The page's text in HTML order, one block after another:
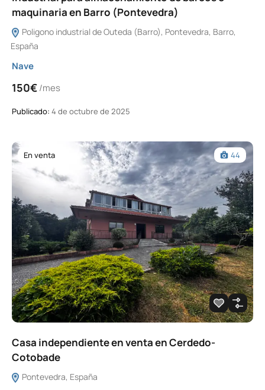
maquinaria en Barro (Pontevedra)
Poligono industrial de Outeda (Barro), Pontevedra, Barro,
España
Nave
150€/mes
Publicado: 4 de octubre de 2025
En venta 44
Casa independiente en venta en Cerdedo-
Cotobade
Pontevedra, España